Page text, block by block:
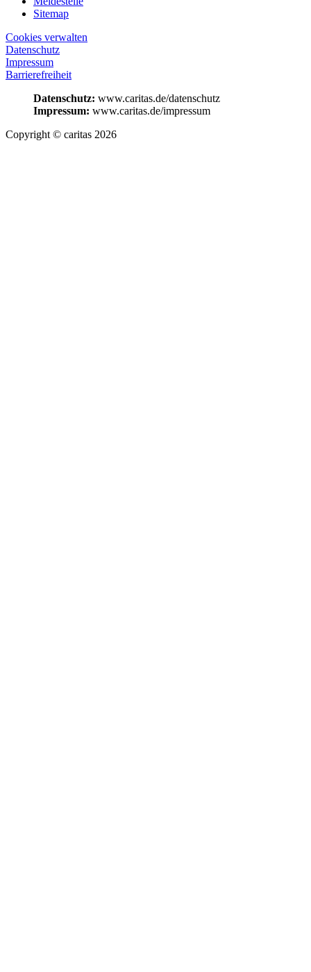
Sitemap
Cookies verwalten
Datenschutz
Impressum
Barrierefreiheit
Datenschutz: www.caritas.de/datenschutz
Impressum: www.caritas.de/impressum
Copyright © caritas 2026